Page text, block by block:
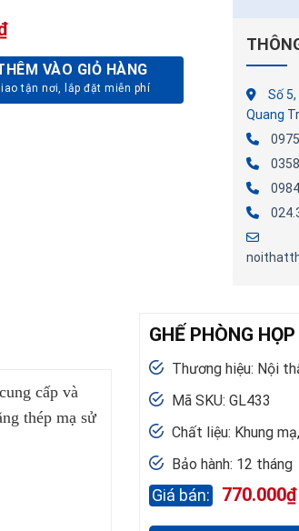
GL433 số lượng
VÀO GIỎ HÀNG
Số 5,
Quang
cấp và
thép mạ sử
GHẾ PHÒNG
Thương hiệu: Nội
Mã SKU: GL433
Chất liệu: Khung
Bảo hành: 12 tháng
770.000₫